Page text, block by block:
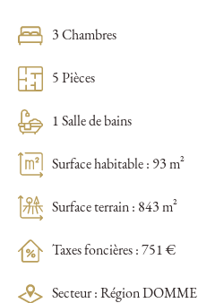
3 Chambres
5 Pièces
1 Salle de bains
Surface habitable : 93 m²
Surface terrain : 843 m²
Taxes foncières : 751 €
Secteur : Région DOMME